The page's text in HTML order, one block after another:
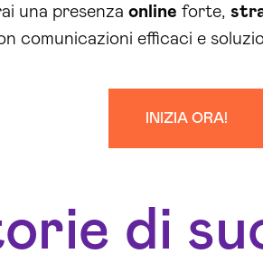
una presenza online forte,
comunicazioni efficaci e
INIZIA ORA!
di